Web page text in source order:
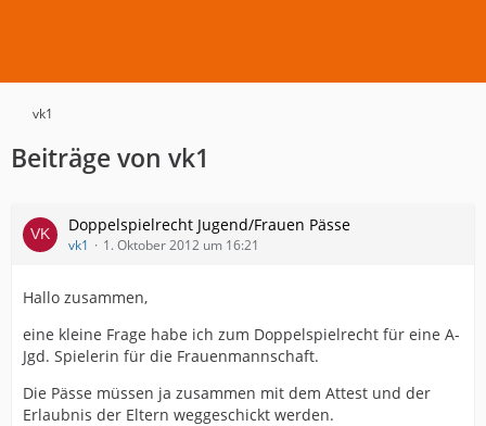
vk1
Beiträge von vk1
Doppelspielrecht Jugend/Frauen Pässe
vk1 1. Oktober 2012 um 16:21
Hallo zusammen,
eine kleine Frage habe ich zum Doppelspielrecht für eine A-
Jgd. Spielerin für die Frauenmannschaft.
Die Pässe müssen ja zusammen mit dem Attest und der
Erlaubnis der Eltern weggeschickt werden.